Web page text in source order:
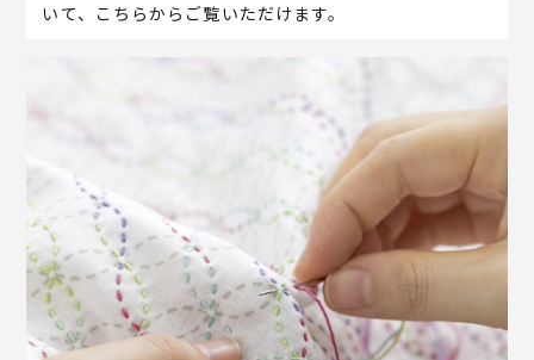
いて、こちらからご覧いただけます。